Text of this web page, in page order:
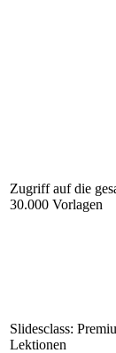
Zugriff auf die
30.000 Vorlagen
Slidesclass:
Lektionen